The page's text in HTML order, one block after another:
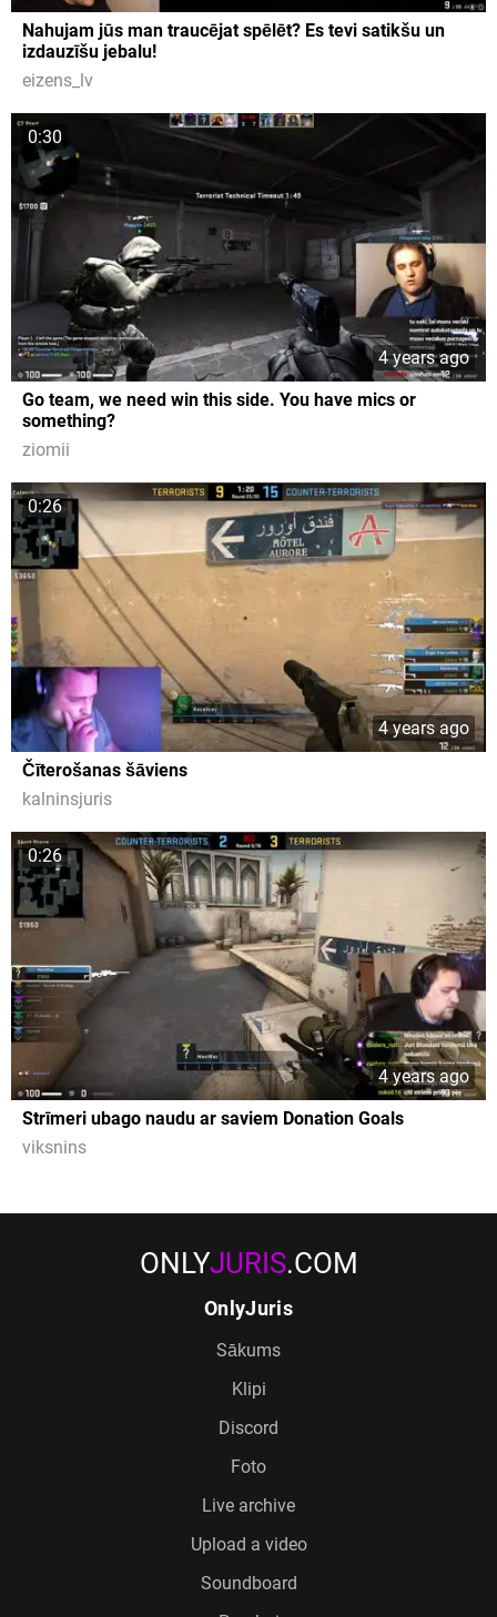
Nahujam jūs man traucējat spēlēt? Es tevi satikšu un
izdauzīšu jebalu!
eizens_lv
0:30
4 years ago
Go team, we need win this side. You have mics or
something?
ziomii
0:26
4 years ago
Čīterošanas šāviens
kalninsjuris
0:26
4 years ago
Strīmeri ubago naudu ar saviem Donation Goals
viksnins
ONLYJURIS.COM
OnlyJuris
Sākums
Klipi
Discord
Foto
Live archive
Upload a video
Soundboard